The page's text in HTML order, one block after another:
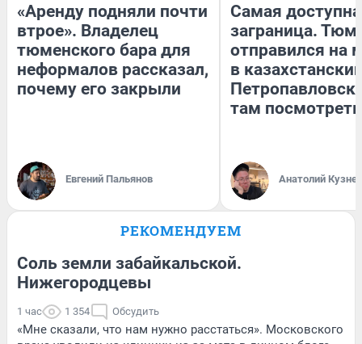
«Аренду подняли почти
втрое». Владелец
тюменского бара для
неформалов рассказал,
почему его закрыли
Евгений Пальянов
Самая
заграница.
отправился на
в
там посмотреть
Анатолий
РЕКОМЕНДУЕМ
Соль земли забайкальской.
Нижегородцевы
1 час 1 354 Обсудить
«Мне сказали, что нам нужно расстаться». Московского